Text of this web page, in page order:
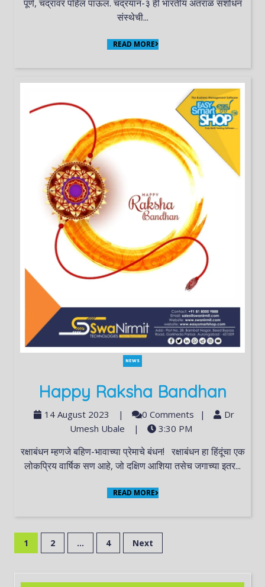
पूर्ण, चंद्रावर पहिलं पाऊल. चंद्रयान-३ ही भारतीय अंतराळ संशोधन
संस्थेची...
READ MORE
NEWS
Happy Raksha Bandhan
14 August 2023 | 0 Comments |
Dr
Umesh Ubale
| 3:30 PM
रक्षाबंधन म्हणजे बहिण-भावाच्या प्रेमाचे बंधन! रक्षाबंधन हा हिंदूंचा एक
लोकप्रिय वार्षिक सण आहे, जो दक्षिण आशिया तसेच जगाच्या इतर...
READ MORE
1 2 … 4 Next